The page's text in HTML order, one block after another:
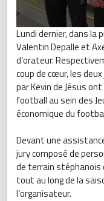
Lundi dernier, dans la
Valentin Depalle et
d’orateur.
coup de cœur, les
par Kevin de Jésus
football au sein des
économique du
Devant une
jury composé de
de terrain
tout au long de la
l’organisateur.